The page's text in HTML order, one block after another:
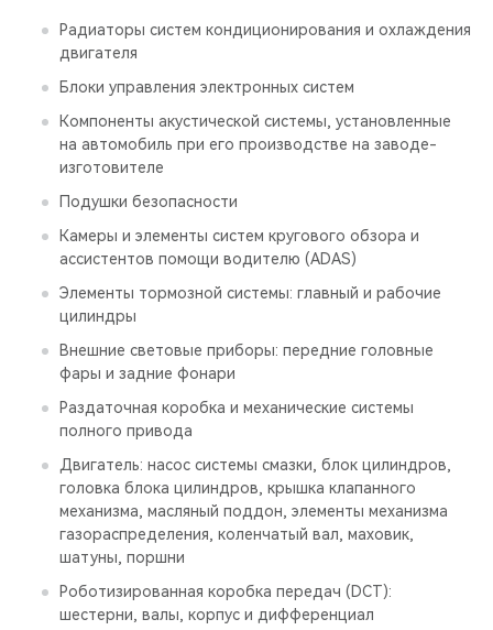
Радиаторы систем кондиционирования и охлаждения
двигателя
Блоки управления электронных систем
Компоненты акустической системы, установленные
на автомобиль при его производстве на заводе-
изготовителе
Подушки безопасности
Камеры и элементы систем кругового обзора и
ассистентов помощи водителю (ADAS)
Элементы тормозной системы: главный и рабочие
цилиндры
Внешние световые приборы: передние головные
фары и задние фонари
Раздаточная коробка и механические системы
полного привода
Двигатель: насос системы смазки, блок цилиндров,
головка блока цилиндров, крышка клапанного
механизма, масляный поддон, элементы механизма
газораспределения, коленчатый вал, маховик,
шатуны, поршни
Роботизированная коробка передач (DCT):
шестерни, валы, корпус и дифференциал